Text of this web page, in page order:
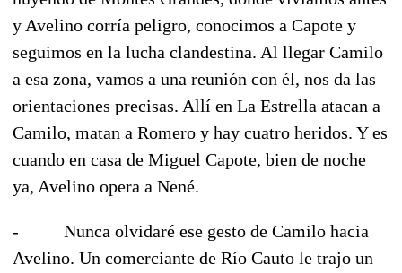
y Avelino corría peligro, conocimos a Capote y
seguimos en la lucha clandestina. Al llegar Camilo
a esa zona, vamos a una reunión con él, nos da las
orientaciones precisas. Allí en La Estrella atacan a
Camilo, matan a Romero y hay cuatro heridos. Y es
cuando en casa de Miguel Capote, bien de noche
ya, Avelino opera a Nené.
- Nunca olvidaré ese gesto de Camilo hacia
Avelino. Un comerciante de Río Cauto le trajo un